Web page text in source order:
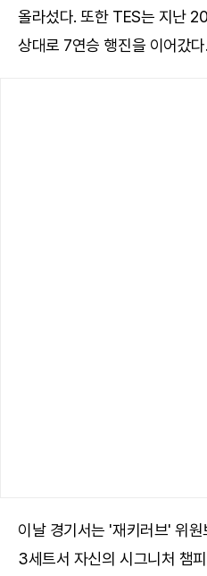
올라섰다. 또한 TES는 지난
상대로 7연승 행진을 이어갔다.
이날 경기서는 '재키러브' 위
3세트서 자신의 시그니처 챔